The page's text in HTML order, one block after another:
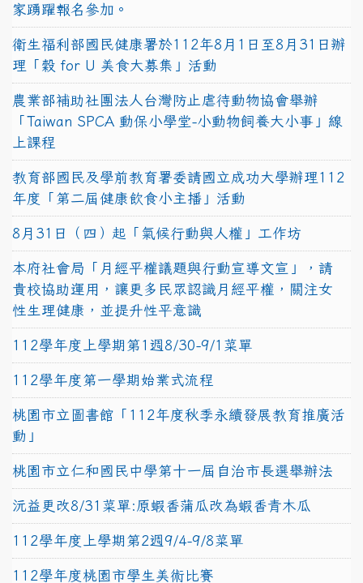
家踴躍報名參加。
衛生福利部國民健康署於112年8月1日至8月31日辦
理「穀 for U 美食大募集」活動
農業部補助社團法人台灣防止虐待動物協會舉辦
「Taiwan SPCA 動保小學堂-小動物飼養大小事」線
上課程
教育部國民及學前教育署委請國立成功大學辦理112
年度「第二屆健康飲食小主播」活動
8月31日（四）起「氣候行動與人權」工作坊
本府社會局「月經平權議題與行動宣導文宣」，請
貴校協助運用，讓更多民眾認識月經平權，關注女
性生理健康，並提升性平意識
112學年度上學期第1週8/30-9/1菜單
112學年度第一學期始業式流程
桃園市立圖書館「112年度秋季永續發展教育推廣活
動」
桃園市立仁和國民中學第十一屆自治市長選舉辦法
沅益更改8/31菜單:原蝦香蒲瓜改為蝦香青木瓜
112學年度上學期第2週9/4-9/8菜單
112學年度桃園市學生美術比賽